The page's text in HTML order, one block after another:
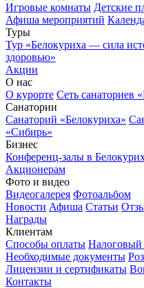
Игровые комнаты Детские
Афиша мероприятий
Туры
Тур «Белокуриха — сила
здоровью»
Акции
О нас
О курорте Сеть санаториев
Санатории
Санаторий «Белокуриха»
«Сибирь»
Бизнес
Конференц-залы в
Акционерам
Фото и видео
Видеогалерея Фотоальбом
Новости Афиша Статьи
Награды
Клиентам
Способы оплаты Налоговый
Необходимые документы
Лицензии и сертификаты
Контакты